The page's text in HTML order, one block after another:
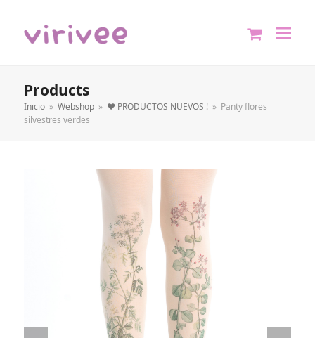
Products
Inicio » Webshop » ❤️ PRODUCTOS NUEVOS ! » Panty flores
silvestres verdes